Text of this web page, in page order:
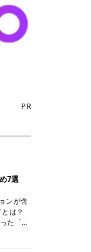
PR
7選
ンが含
た「ト
容液を